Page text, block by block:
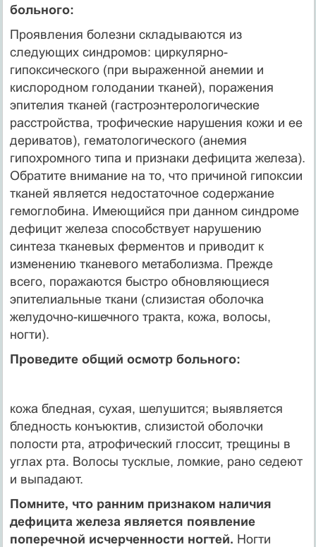
больного:
Проявления болезни складываются из
следующих синдромов: циркулярно-
гипоксического (при выраженной анемии и
кислородном голодании тканей), поражения
эпителия тканей (гастроэнтерологические
расстройства, трофические нарушения кожи и ее
дериватов), гематологического (анемия
гипохромного типа и признаки дефицита железа).
Обратите внимание на то, что причиной гипоксии
тканей является недостаточное содержание
гемоглобина. Имеющийся при данном синдроме
дефицит железа способствует нарушению
синтеза тканевых ферментов и приводит к
изменению тканевого метаболизма. Прежде
всего, поражаются быстро обновляющиеся
эпителиальные ткани (слизистая оболочка
желудочно-кишечного тракта, кожа, волосы,
ногти).
Проведите общий осмотр больного:
кожа бледная, сухая, шелушится; выявляется
бледность конъюктив, слизистой оболочки
полости рта, атрофический глоссит, трещины в
углах рта. Волосы тусклые, ломкие, рано седеют
и выпадают.
Помните, что ранним признаком наличия
дефицита железа является появление
поперечной исчерченности ногтей. Ногти